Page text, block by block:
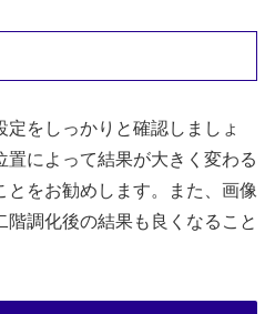
をしっかりと確認しましょ
置によって結果が大きく変わる
とをお勧めします。また、画像
調化後の結果も良くなること